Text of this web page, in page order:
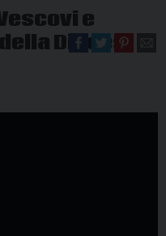
e
Diocesi